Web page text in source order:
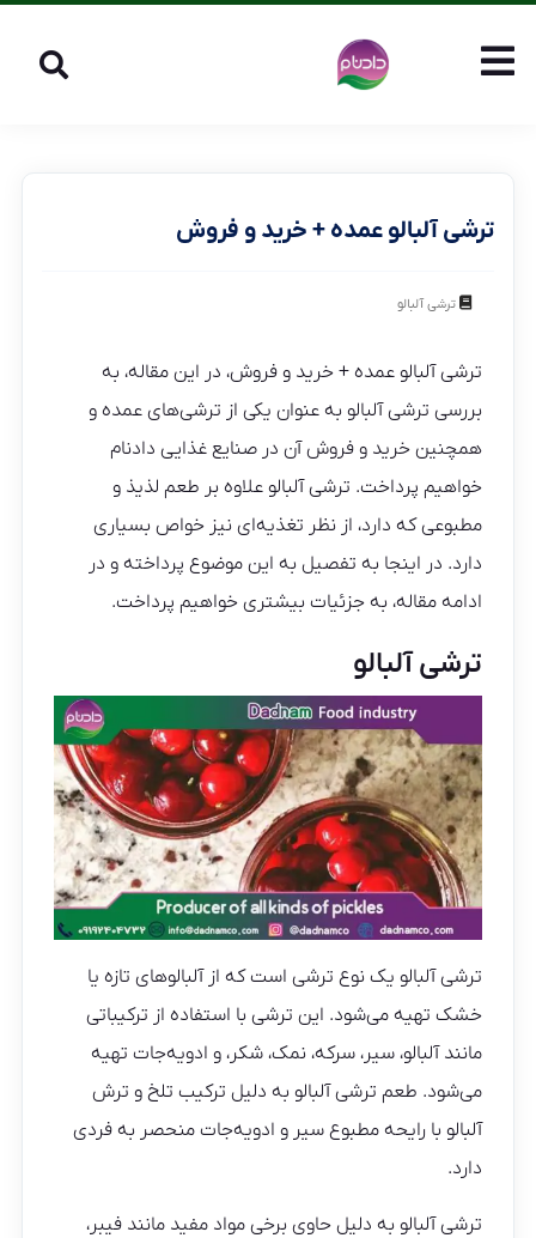
ترشی آلبالو عمده + خرید و فروش
ترشی آلبالو
ترشی آلبالو عمده + خرید و فروش، در این مقاله، به
بررسی ترشی آلبالو به عنوان یکی از ترشی‌های عمده و
همچنین خرید و فروش آن در صنایع غذایی دادنام
خواهیم پرداخت. ترشی آلبالو علاوه بر طعم لذیذ و
مطبوعی که دارد، از نظر تغذیه‌ای نیز خواص بسیاری
دارد. در اینجا به تفصیل به این موضوع پرداخته و در
ادامه مقاله، به جزئیات بیشتری خواهیم پرداخت.
ترشی آلبالو
ترشی آلبالو یک نوع ترشی است که از آلبالوهای تازه یا
خشک تهیه می‌شود. این ترشی با استفاده از ترکیباتی
مانند آلبالو، سیر، سرکه، نمک، شکر، و ادویه‌جات تهیه
می‌شود. طعم ترشی آلبالو به دلیل ترکیب تلخ و ترش
آلبالو با رایحه مطبوع سیر و ادویه‌جات منحصر به فردی
دارد.
ترشی آلبالو به دلیل حاوی برخی مواد مفید مانند فیبر،